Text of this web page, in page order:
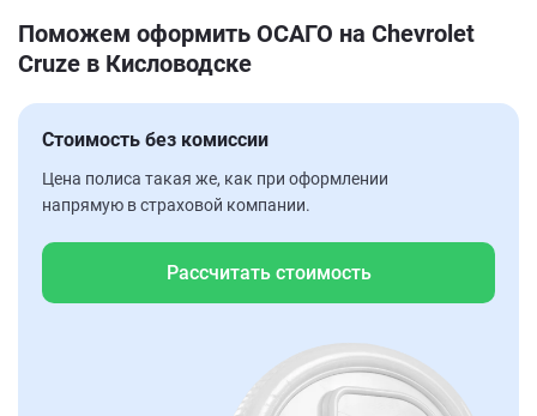
Поможем оформить ОСАГО на Chevrolet
Cruze в Кисловодске
Стоимость без комиссии
Цена полиса такая же, как при оформлении
напрямую в страховой компании.
Рассчитать стоимость